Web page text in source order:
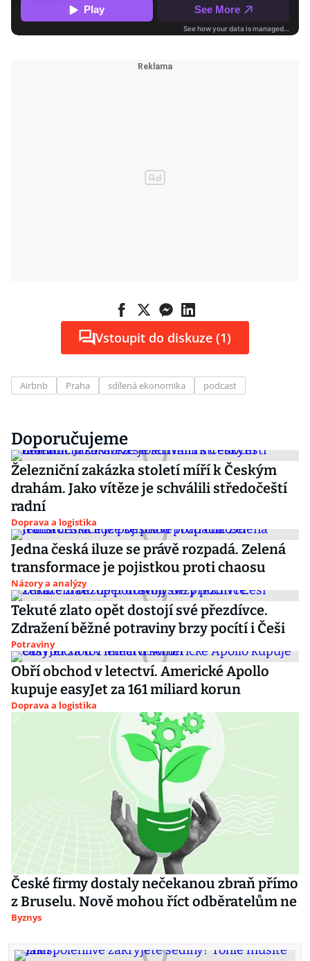
Vstoupit do diskuze (1)
Airbnb Praha sdílená ekonomika podcast
Doporučujeme
Železniční zakázka století míří k Českým
drahám. Jako vítěze je schválili středočeští
radní
Doprava a logistika
Jedna česká iluze se právě rozpadá. Zelená
transformace je pojistkou proti chaosu
Názory a analýzy
Tekuté zlato opět dostojí své přezdívce.
Zdražení běžné potraviny brzy pocítí i Češi
Potraviny
Obří obchod v letectví. Americké Apollo
kupuje easyJet za 161 miliard korun
Doprava a logistika
České firmy dostaly nečekanou zbraň přímo
z Bruselu. Nově mohou říct odběratelům ne
Byznys